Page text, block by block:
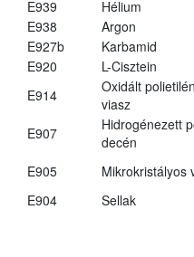
E939
Hélium
E938
Argon
E927b
Karbamid
E920
L-Cisztein
E914
Oxidált polietilén
viasz
E907
Hidrogénezett
decén
E905 Mikrokristályos
E904
Sellak